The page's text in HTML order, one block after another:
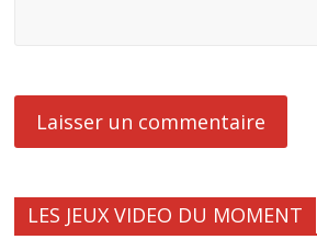
LES JEUX VIDEO DU MOMENT